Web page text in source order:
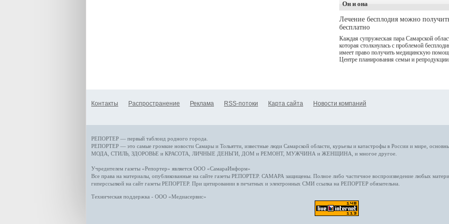
мотивам одноименного
исполнили Артем
Полина Гухман,
Устимова, Олег
Святослав Рогожан,
Режиссер-постановщик
снова здравствуйте!").
Он и она
Лечение бесплодия можно
бесплатно
Каждая супружеская пара Самарской
которая столкнулась с проблемой
имеет право получить медицинскую
Центре планирования семьи и репродукции.
Контакты Распространение Реклама RSS-потоки Карта сайта Новости компаний
РЕПОРТЕР — первый таблоид родного города.
РЕПОРТЕР — это самые громкие новости Самары и Тольятти, известные люди Самарской области, курьезы и катастрофы в России и мире ,
МОДА, СТИЛЬ ЗДОРОВЬЕ и КРАСОТА ЛИЧНЫЕ ДЕНЬГИ ДОМ и РЕМОНТ, МУЖЧИНА и ЖЕНЩИНА , и многое другое
Учредителем газеты «Репортер» является ООО «СамараИнформ»
Все права на материалы, опубликованные на сайте газеты РЕПОРТЕР. САМАРА защищены. Полное либо частичное воспроизведение любых
гиперссылкой на сайт газеты РЕПОРТЕР. При цитировании в печатных и электронных СМИ ссылка на РЕПОРТЕР обязательна.
Техническая поддержка - ООО «Медиасервис»